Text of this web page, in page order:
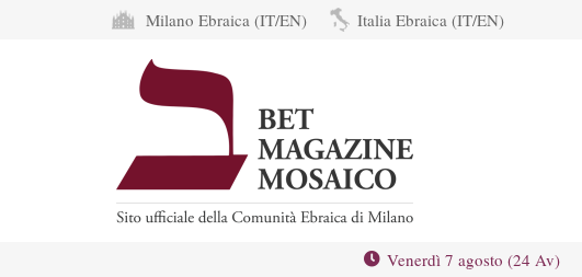
Milano Ebraica (IT/EN) Italia Ebraica (IT/EN)
Venerdì 7 agosto (24 Av)